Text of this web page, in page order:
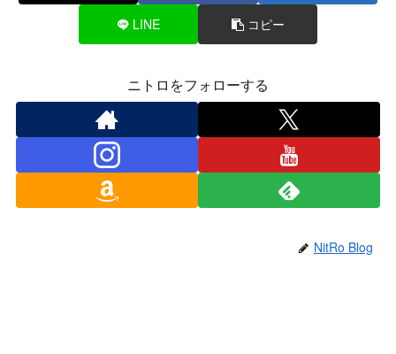
LINE コピー
ニトロをフォローする
NitRo Blog